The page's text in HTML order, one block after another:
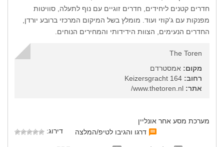
חדרים קטנים ליחידים, חדרים זוגיים עם נוף לתעלה, סוויטות
מפנקות עם ג'קוזי ועוד. מומלץ בשל המיקום המרכזי ברובע יורדן,
החדרים הנעימים, הצוות הידידותי והמחירים הנוחים.
The Toren
מקום: אמסטרדם
רחוב:
אתר:
מערכת מסע אחר אונליין
דרגו והגיבו לטיפ/המלצה
דירוג: